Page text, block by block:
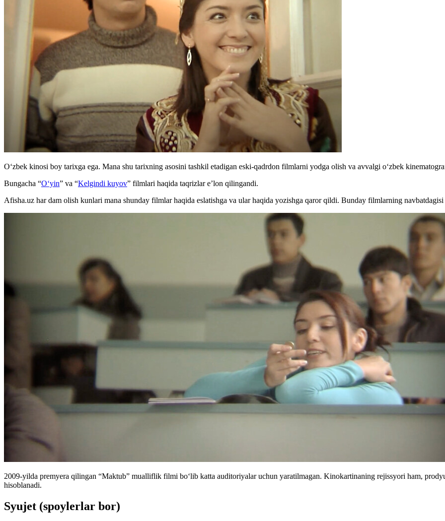
Oʻzbek kinosi boy tarixga ega. Mana shu tarixning asosini tashkil etadigan eski-qadrdon filmlarni yodga olish va avvalgi oʻzbek
Bungacha “Oʻyin” va “Kelgindi kuyov” filmlari haqida taqrizlar e’lon qilingandi.
Afisha.uz har dam olish kunlari mana shunday filmlar haqida eslatishga va ular haqida yozishga qaror qildi. Bunday filmlarning
2009-yilda premyera qilingan “Maktub” mualliflik filmi boʻlib katta auditoriyalar uchun yaratilmagan. Kinokartinaning rejissyori ham,
hisoblanadi.
Syujet (spoylerlar bor)